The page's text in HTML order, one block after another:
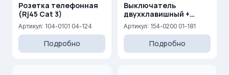
Розетка телефонная
(Rj45 Cat 3)
Артикул: 104-0101 04-124
Подробно
Выключатель
двухклавишный +
розетка с
заземлением
Артикул: 154-0200 01-181
Подробно